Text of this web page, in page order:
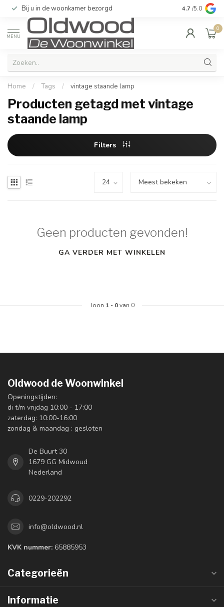
Bij u in de woonkamer bezorgd Kwaliteit &
4.7 /5.0
MENU
0
Home / Tags / vintage staande lamp
Producten getagd met vintage
staande lamp
Filters
Geen producten gevonden!
GA VERDER MET WINKELEN
Toon 1 - 0van 0
Oldwood de Woonwinkel
Openingstijden:
di t/m vrijdag 10:00 - 17:00
zaterdag: 10:00-16:00
zondag & maandag : gesloten
De Buurt 30
1679 GG Midwoud
Nederland
0229-202292
info@oldwood.nl
KVK nummer: 65885953
Categorieën
Informatie